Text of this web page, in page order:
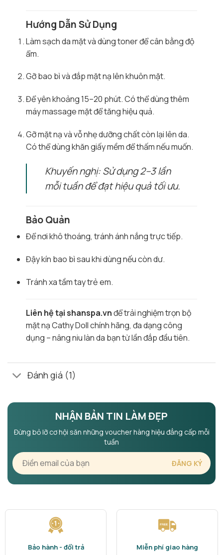
Hướng Dẫn Sử Dụng
Làm sạch da mặt và dùng toner để cân bằng độ
ẩm.
Gỡ bao bì và đắp mặt nạ lên khuôn mặt.
Để yên khoảng 15–20 phút. Có thể dùng thêm
máy massage mặt để tăng hiệu quả.
Gỡ mặt nạ và vỗ nhẹ dưỡng chất còn lại lên da.
Có thể dùng khăn giấy mềm để thấm nếu muốn.
Khuyến nghị: Sử dụng 2–3 lần
mỗi tuần để đạt hiệu quả tối ưu.
Bảo Quản
Để nơi khô thoáng, tránh ánh nắng trực tiếp.
Đậy kín bao bì sau khi dùng nếu còn dư.
Tránh xa tầm tay trẻ em.
Liên hệ tại shanspa.vnđể trải nghiệm trọn bộ
mặt nạ Cathy Doll chính hãng, đa dạng công
dụng – nâng niu làn da bạn từ lần đắp đầu tiên.
Đánh giá (1)
NHẬN BẢN TIN LÀM ĐẸP
Đừng bỏ lỡ cơ hội săn những voucher hàng hiệu đẳng cấp mỗi
tuần
Bảo hành - đổi trả
Miễn phí giao hàng